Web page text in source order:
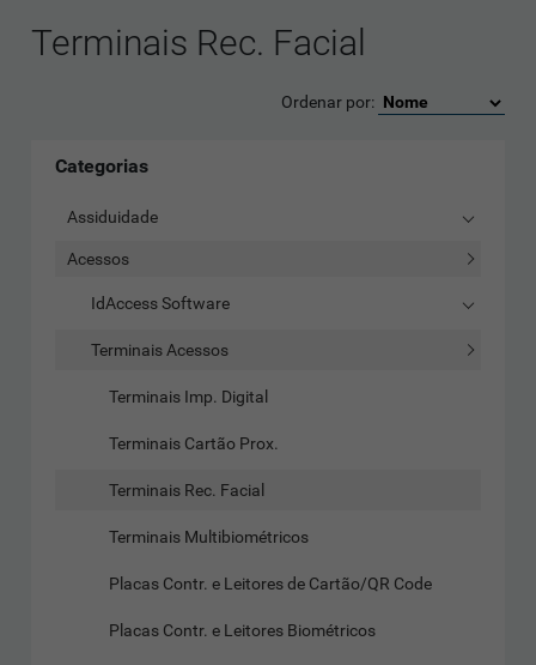
Terminais Rec. Facial
Ordenar por:
Categorias
Assiduidade
Acessos
IdAccess Software
Terminais Acessos
Terminais Imp. Digital
Terminais Cartão Prox.
Terminais Rec. Facial
Terminais Multibiométricos
Placas Contr. e Leitores de Cartão/QR Code
Placas Contr. e Leitores Biométricos